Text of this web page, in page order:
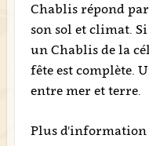
Chablis répond
son sol et climat.
un Chablis de la
fête est complète.
entre mer et terre.
Plus d'information